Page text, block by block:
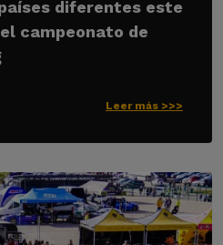
diferentes este
campeonato de
Leer más >>>